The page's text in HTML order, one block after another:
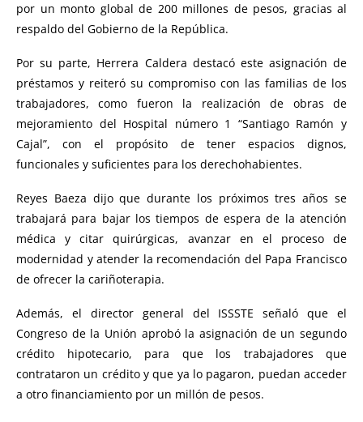
por un monto global de 200 millones de pesos, gracias al
respaldo del Gobierno de la República.
Por su parte, Herrera Caldera destacó este asignación de
préstamos y reiteró su compromiso con las familias de los
trabajadores, como fueron la realización de obras de
mejoramiento del Hospital número 1 “Santiago Ramón y
Cajal”, con el propósito de tener espacios dignos,
funcionales y suficientes para los derechohabientes.
Reyes Baeza dijo que durante los próximos tres años se
trabajará para bajar los tiempos de espera de la atención
médica y citar quirúrgicas, avanzar en el proceso de
modernidad y atender la recomendación del Papa Francisco
de ofrecer la cariñoterapia.
Además, el director general del ISSSTE señaló que el
Congreso de la Unión aprobó la asignación de un segundo
crédito hipotecario, para que los trabajadores que
contrataron un crédito y que ya lo pagaron, puedan acceder
a otro financiamiento por un millón de pesos.